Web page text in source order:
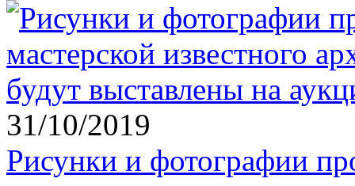
31/10/2019
Рисунки и фотографии